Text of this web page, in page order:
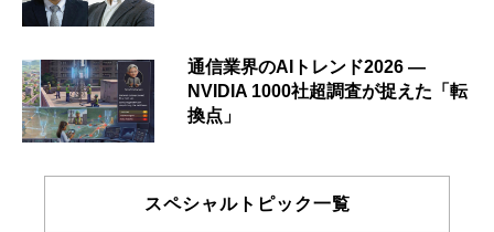
通信業界のAIトレンド2026 ―
NVIDIA 1000社超調査が捉えた「転
換点」
スペシャルトピック一覧